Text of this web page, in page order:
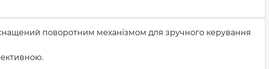
поворотним механізмом для зручного керування